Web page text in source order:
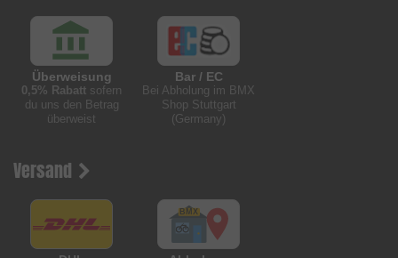
Überweisung
0,5% Rabatt sofern
du uns den Betrag
überweist
Bar / EC
Bei Abholung im BMX
Shop Stuttgart
(Germany)
Versand